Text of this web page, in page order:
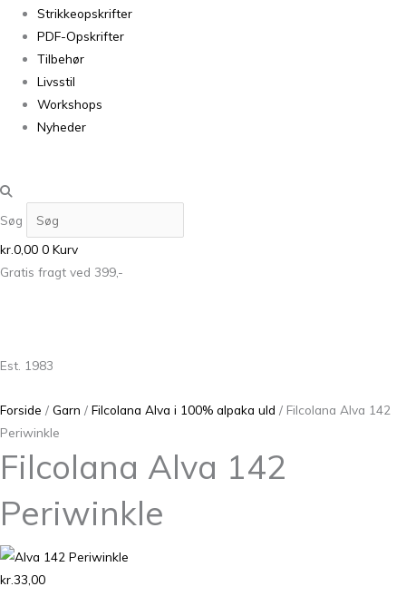
Strikkeopskrifter
PDF-Opskrifter
Tilbehør
Livsstil
Workshops
Nyheder
Søg
kr.0,00 0 Kurv
Gratis fragt ved 399,-
Est. 1983
Forside / Garn / Filcolana Alva i 100% alpaka uld / Filcolana Alva 142
Periwinkle
Filcolana Alva 142
Periwinkle
kr.33,00